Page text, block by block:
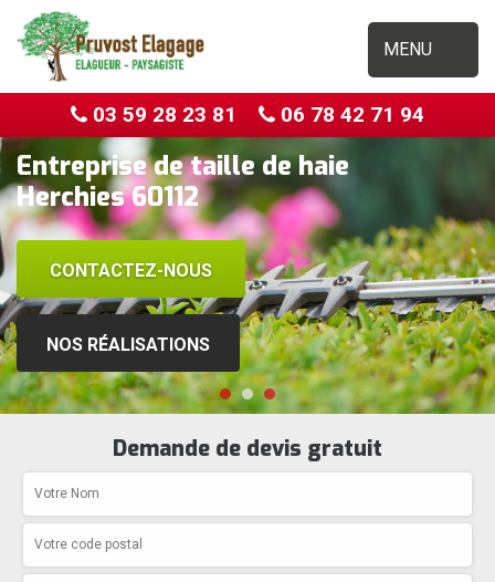
MENU
03 59 28 23 81 06 78 42 71 94
Entreprise de taille de haie
Herchies 60112
CONTACTEZ-NOUS
NOS RÉALISATIONS
Demande de devis gratuit